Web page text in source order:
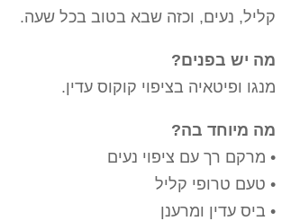
קליל, נעים, וכזה שבא בטוב בכל שעה.
מה יש בפנים?
מנגו ופיטאיה בציפוי קוקוס עדין.
מה מיוחד בה?
• מרקם רך עם ציפוי נעים
• טעם טרופי קליל
• ביס עדין ומרענן